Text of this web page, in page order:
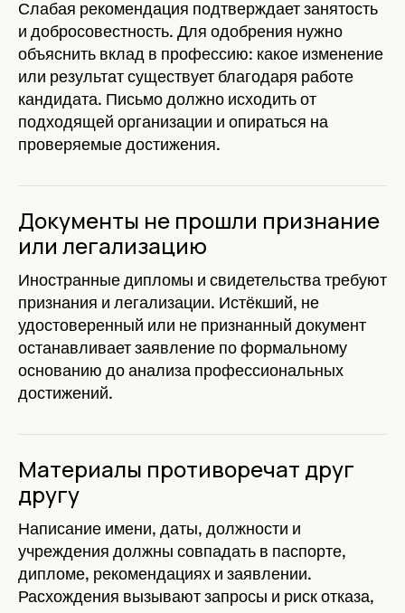
Слабая рекомендация подтверждает занятость
и добросовестность. Для одобрения нужно
объяснить вклад в профессию: какое изменение
или результат существует благодаря работе
кандидата. Письмо должно исходить от
подходящей организации и опираться на
проверяемые достижения.
Документы не прошли признание
или легализацию
Иностранные дипломы и свидетельства требуют
признания и легализации. Истёкший, не
удостоверенный или не признанный документ
останавливает заявление по формальному
основанию до анализа профессиональных
достижений.
Материалы противоречат друг
другу
Написание имени, даты, должности и
учреждения должны совпадать в паспорте,
дипломе, рекомендациях и заявлении.
Расхождения вызывают запросы и риск отказа,